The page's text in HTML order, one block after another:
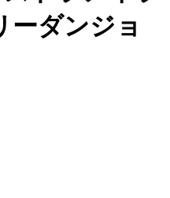
ーダンジョ